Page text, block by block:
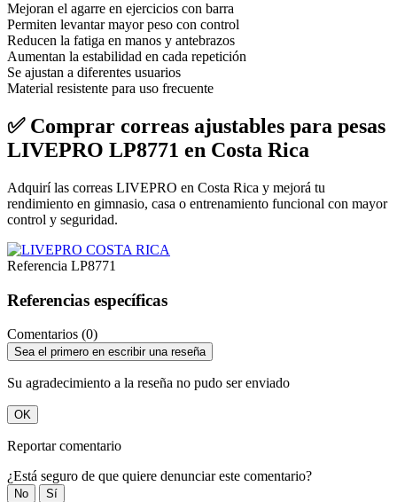
Mejoran el agarre en ejercicios con barra
Permiten levantar mayor peso con control
Reducen la fatiga en manos y antebrazos
Aumentan la estabilidad en cada repetición
Se ajustan a diferentes usuarios
Material resistente para uso frecuente
✅ Comprar correas ajustables para pesas
LIVEPRO LP8771 en Costa Rica
Adquirí las correas LIVEPRO en Costa Rica y mejorá tu
rendimiento en gimnasio, casa o entrenamiento funcional con mayor
control y seguridad.
Referencia LP8771
Referencias específicas
Comentarios (0)
Sea el primero en escribir una reseña
Su agradecimiento a la reseña no pudo ser enviado
OK
Reportar comentario
¿Está seguro de que quiere denunciar este comentario?
No Sí